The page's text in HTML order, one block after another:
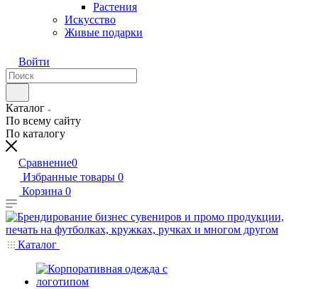
Растения
Искусство
Живые подарки
Войти
Каталог
По всему сайту
По каталогу
Сравнение0
Избранные товары 0
Корзина 0
Каталог